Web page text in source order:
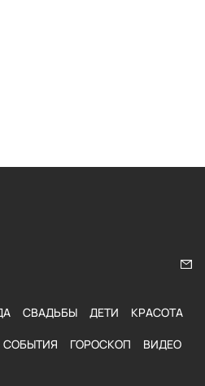
СВАДЬБЫ ДЕТИ КРАСОТА
СОБЫТИЯ ГОРОСКОП ВИДЕО